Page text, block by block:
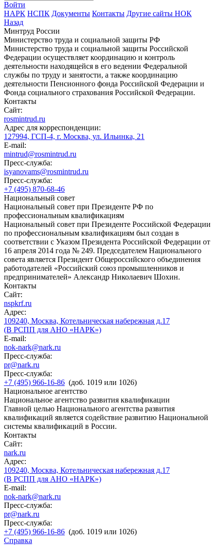
Войти
НАРК НСПК Документы Контакты Другие сайты НОК
Назад
Минтруд России
Министерство труда и социальной защиты РФ
Министерство труда и социальной защиты Российской
Федерации осуществляет координацию и контроль
деятельности находящейся в его ведении Федеральной
службы по труду и занятости, а также координацию
деятельности Пенсионного фонда Российской Федерации и
Фонда социального страхования Российской Федерации.
Контакты
Сайт:
rosmintrud.ru
Адрес для корреспонденции:
127994, ГСП-4, г. Москва, ул. Ильинка, 21
E-mail:
mintrud@rosmintrud.ru
Пресс-служба:
isyanovams@rosmintrud.ru
Пресс-служба:
+7 (495) 870-68-46
Национальный совет
Национальный совет при Президенте РФ по
профессиональным квалификациям
Национальный совет при Президенте Российской Федерации
по профессиональным квалификациям был создан в
соответствии с Указом Президента Российской Федерации от
16 апреля 2014 года № 249. Председателем Национального
совета является Президент Общероссийского объединения
работодателей «Российский союз промышленников и
предпринимателей» Александр Николаевич Шохин.
Контакты
Сайт:
nspkrf.ru
Адрес:
109240, Москва, Котельническая набережная д.17
(В РСПП для АНО «НАРК»)
E-mail:
nok-nark@nark.ru
Пресс-служба:
pr@nark.ru
Пресс-служба:
+7 (495) 966-16-86 (доб. 1019 или 1026)
Национальное агентство
Национальное агентство развития квалификации
Главной целью Национального агентства развития
квалификаций является содействие развитию Национальной
системы квалификаций в России.
Контакты
Сайт:
nark.ru
Адрес:
109240, Москва, Котельническая набережная д.17
(В РСПП для АНО «НАРК»)
E-mail:
nok-nark@nark.ru
Пресс-служба:
pr@nark.ru
Пресс-служба:
+7 (495) 966-16-86 (доб. 1019 или 1026)
Справка